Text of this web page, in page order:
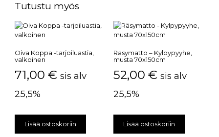
Tutustu myös
Oiva Koppa -tarjoiluastia,
valkoinen
71,00 € sis alv
25,5%
Lisää ostoskoriin
Räsymatto – Kylpypyyhe,
musta 70x150cm
52,00 € sis alv
25,5%
Lisää ostoskoriin